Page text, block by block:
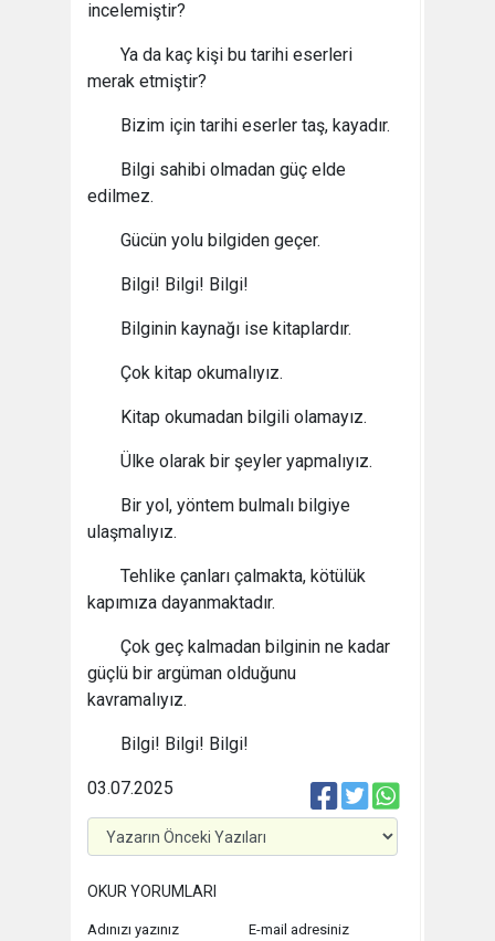
incelemiştir?
Ya da kaç kişi bu tarihi eserleri
merak etmiştir?
Bizim için tarihi eserler taş, kayadır.
Bilgi sahibi olmadan güç elde
edilmez.
Gücün yolu bilgiden geçer.
Bilgi! Bilgi! Bilgi!
Bilginin kaynağı ise kitaplardır.
Çok kitap okumalıyız.
Kitap okumadan bilgili olamayız.
Ülke olarak bir şeyler yapmalıyız.
Bir yol, yöntem bulmalı bilgiye
ulaşmalıyız.
Tehlike çanları çalmakta, kötülük
kapımıza dayanmaktadır.
Çok geç kalmadan bilginin ne kadar
güçlü bir argüman olduğunu
kavramalıyız.
Bilgi! Bilgi! Bilgi!
03.07.2025
OKUR YORUMLARI
Adınızı yazınız E-mail adresiniz